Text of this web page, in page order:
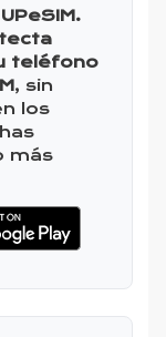
teléfono
, sin
los
más